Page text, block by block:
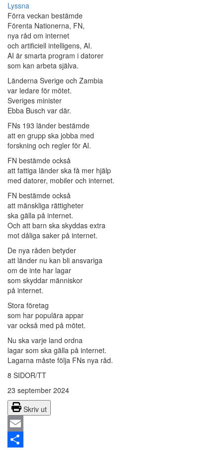
Lyssna
Förra veckan bestämde
Förenta Nationerna, FN,
nya råd om internet
och artificiell intelligens, AI.
AI är smarta program i datorer
som kan arbeta själva.
Länderna Sverige och Zambia
var ledare för mötet.
Sveriges minister
Ebba Busch var där.
FNs 193 länder bestämde
att en grupp ska jobba med
forskning och regler för AI.
FN bestämde också
att fattiga länder ska få mer hjälp
med datorer, mobiler och internet.
FN bestämde också
att mänskliga rättigheter
ska gälla på internet.
Och att barn ska skyddas extra
mot dåliga saker på internet.
De nya råden betyder
att länder nu kan bli ansvariga
om de inte har lagar
som skyddar människor
på internet.
Stora företag
som har populära appar
var också med på mötet.
Nu ska varje land ordna
lagar som ska gälla på internet.
Lagarna måste följa FNs nya råd.
8 SIDOR/TT
23 september 2024
Skriv ut
Email